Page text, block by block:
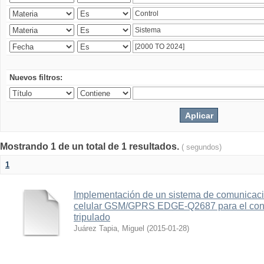
Nuevos filtros:
Mostrando 1 de un total de 1 resultados. ( segundos)
1
Implementación de un sistema de
celular GSM/GPRS EDGE-Q2687 para el
tripulado
Juárez Tapia, Miguel (2015-01-28)